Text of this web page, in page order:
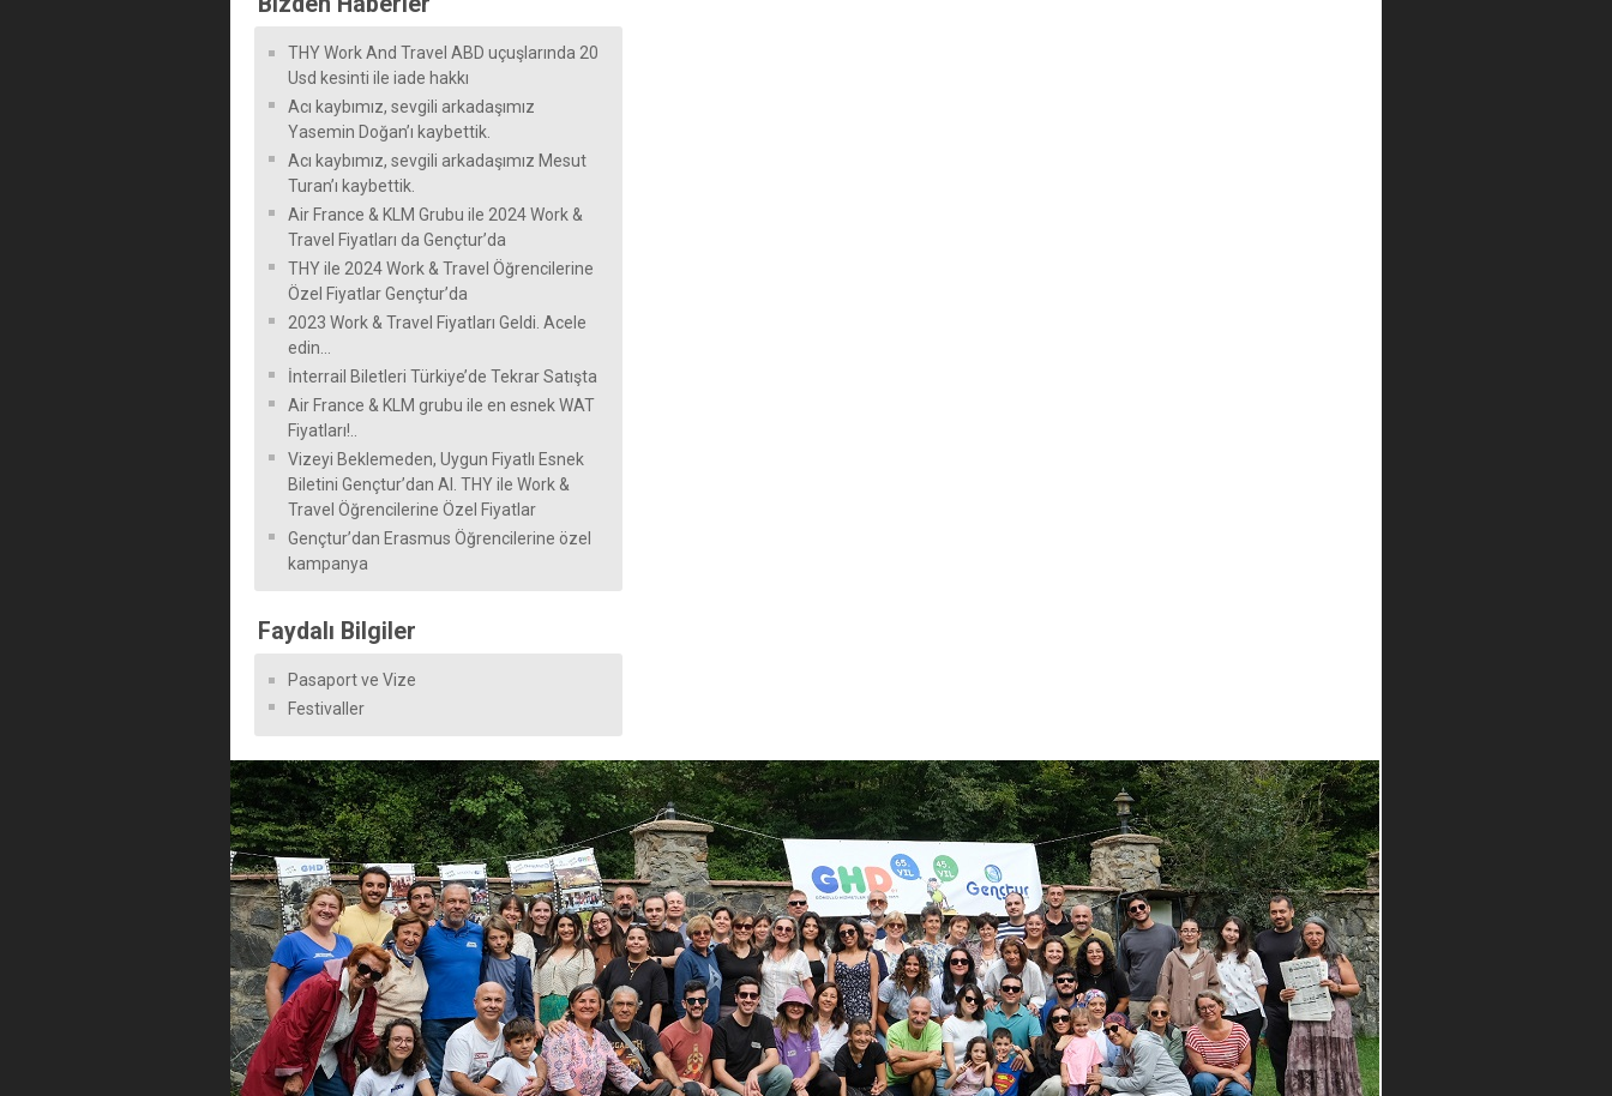
THY Work And Travel ABD uçuşlarında 20
Usd kesinti ile iade hakkı
Acı kaybımız, sevgili arkadaşımız
Yasemin Doğan’ı kaybettik.
Acı kaybımız, sevgili arkadaşımız Mesut
Turan’ı kaybettik.
Air France & KLM Grubu ile 2024 Work &
Travel Fiyatları da Gençtur’da
THY ile 2024 Work & Travel Öğrencilerine
Özel Fiyatlar Gençtur’da
2023 Work & Travel Fiyatları Geldi. Acele
edin…
İnterrail Biletleri Türkiye’de Tekrar Satışta
Air France & KLM grubu ile en esnek WAT
Fiyatları!..
Vizeyi Beklemeden, Uygun Fiyatlı Esnek
Biletini Gençtur’dan Al. THY ile Work &
Travel Öğrencilerine Özel Fiyatlar
Gençtur’dan Erasmus Öğrencilerine özel
kampanya
Faydalı Bilgiler
Pasaport ve Vize
Festivaller